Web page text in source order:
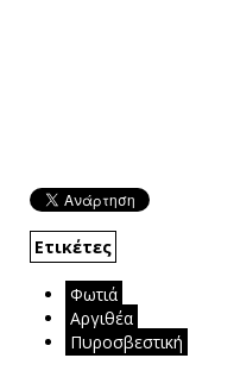
Ετικέτες
Φωτιά
Αργιθέα
Πυροσβεστική